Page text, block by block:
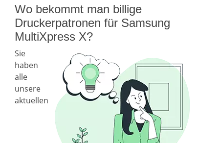
Wo bekommt man billige
Druckerpatronen für Samsung
MultiXpress X?
Sie
haben
alle
unsere
aktuellen